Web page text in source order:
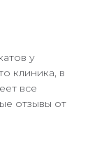
у
клиника, в
все
отзывы от